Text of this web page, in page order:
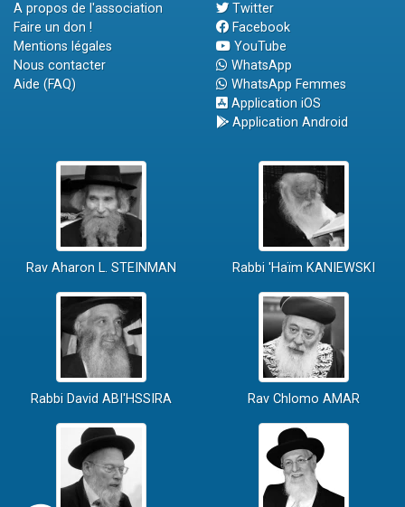
A propos de l'association
Faire un don !
Mentions légales
Nous contacter
Aide (FAQ)
Twitter
Facebook
YouTube
WhatsApp
WhatsApp Femmes
Application iOS
Application Android
Rav Aharon L. STEINMAN Rabbi 'Haïm KANIEWSKI
Rabbi David ABI'HSSIRA Rav Chlomo AMAR